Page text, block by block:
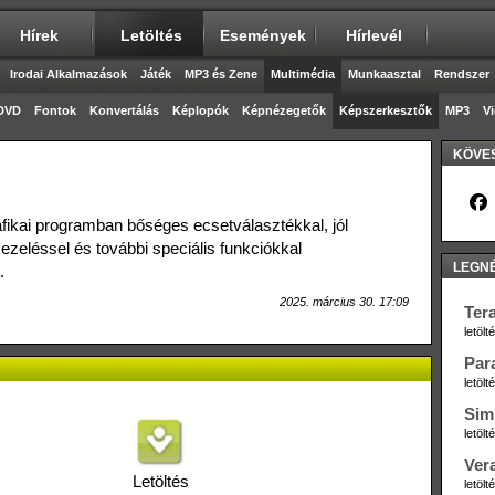
Hírek Letöltés Események Hírlevél
Irodai Alkalmazások Játék MP3 és Zene Multimédia Munkaasztal Rendszer
Fontok Konvertálás Képlopók Képnézegetők Képszerkesztők MP3
programban bőséges ecsetválasztékkal, jól
és további speciális funkciókkal
2025. március 30. 17:09
Letöltés